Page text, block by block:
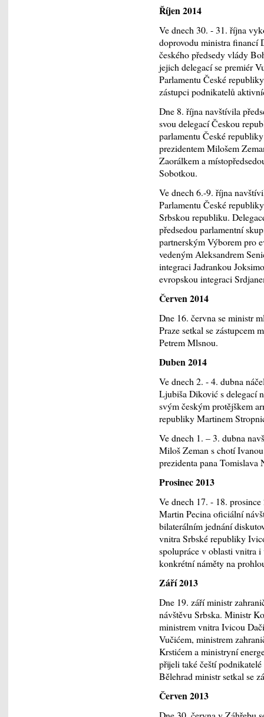
Říjen 2014
Ve dnech 30. - 31. října
doprovodu ministra financí
českého předsedy vlády
jejich delegací se premiér
Parlamentu České
zástupci podnikatelů
Dne 8. října navštívila
svou delegací Českou
parlamentu České
prezidentem Milošem
Zaorálkem a
Sobotkou.
Ve dnech 6.-9. října
Parlamentu České
Srbskou republiku.
předsedou parlamentní
partnerským Výborem pro
vedeným Aleksandrem
integraci Jadrankou
evropskou integraci
Červen 2014
Dne 16. června se ministr
Praze setkal se zástupcem
Petrem Mlsnou.
Duben 2014
Ve dnech 2. - 4. dubna
Ljubiša Diković s delegací
svým českým protějškem
republiky Martinem
Ve dnech 1. – 3. dubna
Miloš Zeman s chotí
prezidenta pana Tomislava
Prosinec 2013
Ve dnech 17. - 18.
Martin Pecina oficiální
bilaterálním jednání
vnitra Srbské republiky
spolupráce v oblasti vnitra
konkrétní náměty na
Září 2013
Dne 19. září ministr
návštěvu Srbska. Ministr
ministrem vnitra Ivicou
Vučićem, ministrem
Krstićem a ministryní
přijeli také čeští
Bělehrad ministr setkal se
Červen 2013